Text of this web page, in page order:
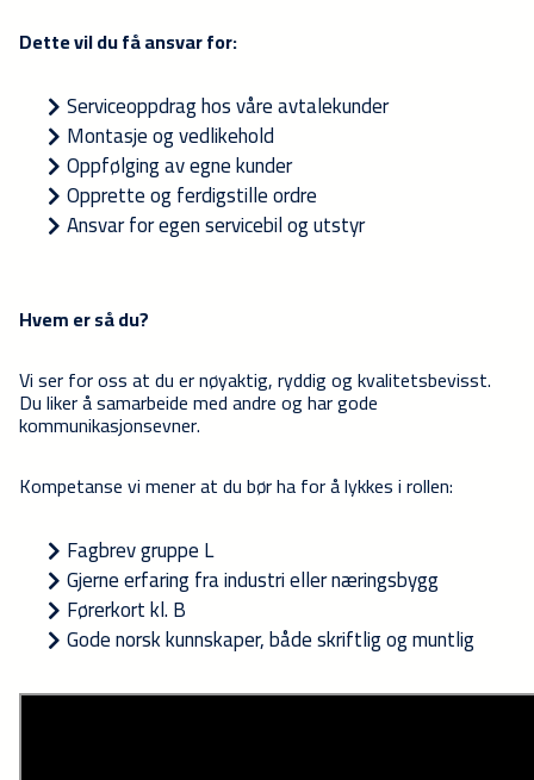
Dette vil du få ansvar for:
Serviceoppdrag hos våre avtalekunder
Montasje og vedlikehold
Oppfølging av egne kunder
Opprette og ferdigstille ordre
Ansvar for egen servicebil og utstyr
Hvem er så du?
Vi ser for oss at du er nøyaktig, ryddig og kvalitetsbevisst.
Du liker å samarbeide med andre og har gode
kommunikasjonsevner.
Kompetanse vi mener at du bør ha for å lykkes i rollen:
Fagbrev gruppe L
Gjerne erfaring fra industri eller næringsbygg
Førerkort kl. B
Gode norsk kunnskaper, både skriftlig og muntlig